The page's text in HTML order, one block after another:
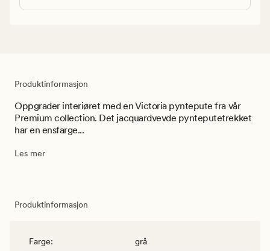
Produktinformasjon
Oppgrader interiøret med en Victoria pyntepute fra vår
Premium collection. Det jacquardvevde pynteputetrekket
har en ensfarge...
Les mer
Produktinformasjon
Farge: grå